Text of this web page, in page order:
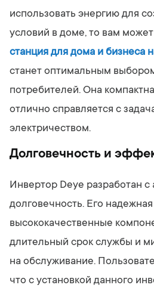
использовать энергию для
условий в доме, то вам
станция для дома и бизнеса
станет оптимальным
потребителей. Она
отлично справляется с
электричеством.
Долговечность и
Инвертор Deye разработан с
долговечность. Его
высококачественные
длительный срок службы и
на обслуживание.
что с установкой данного